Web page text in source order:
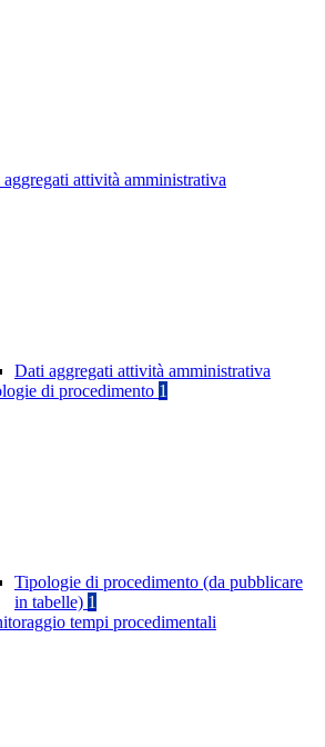
attività amministrativa
Dati aggregati attività amministrativa
di procedimento 1
Tipologie di procedimento (da pubblicare
in tabelle) 1
tempi procedimentali